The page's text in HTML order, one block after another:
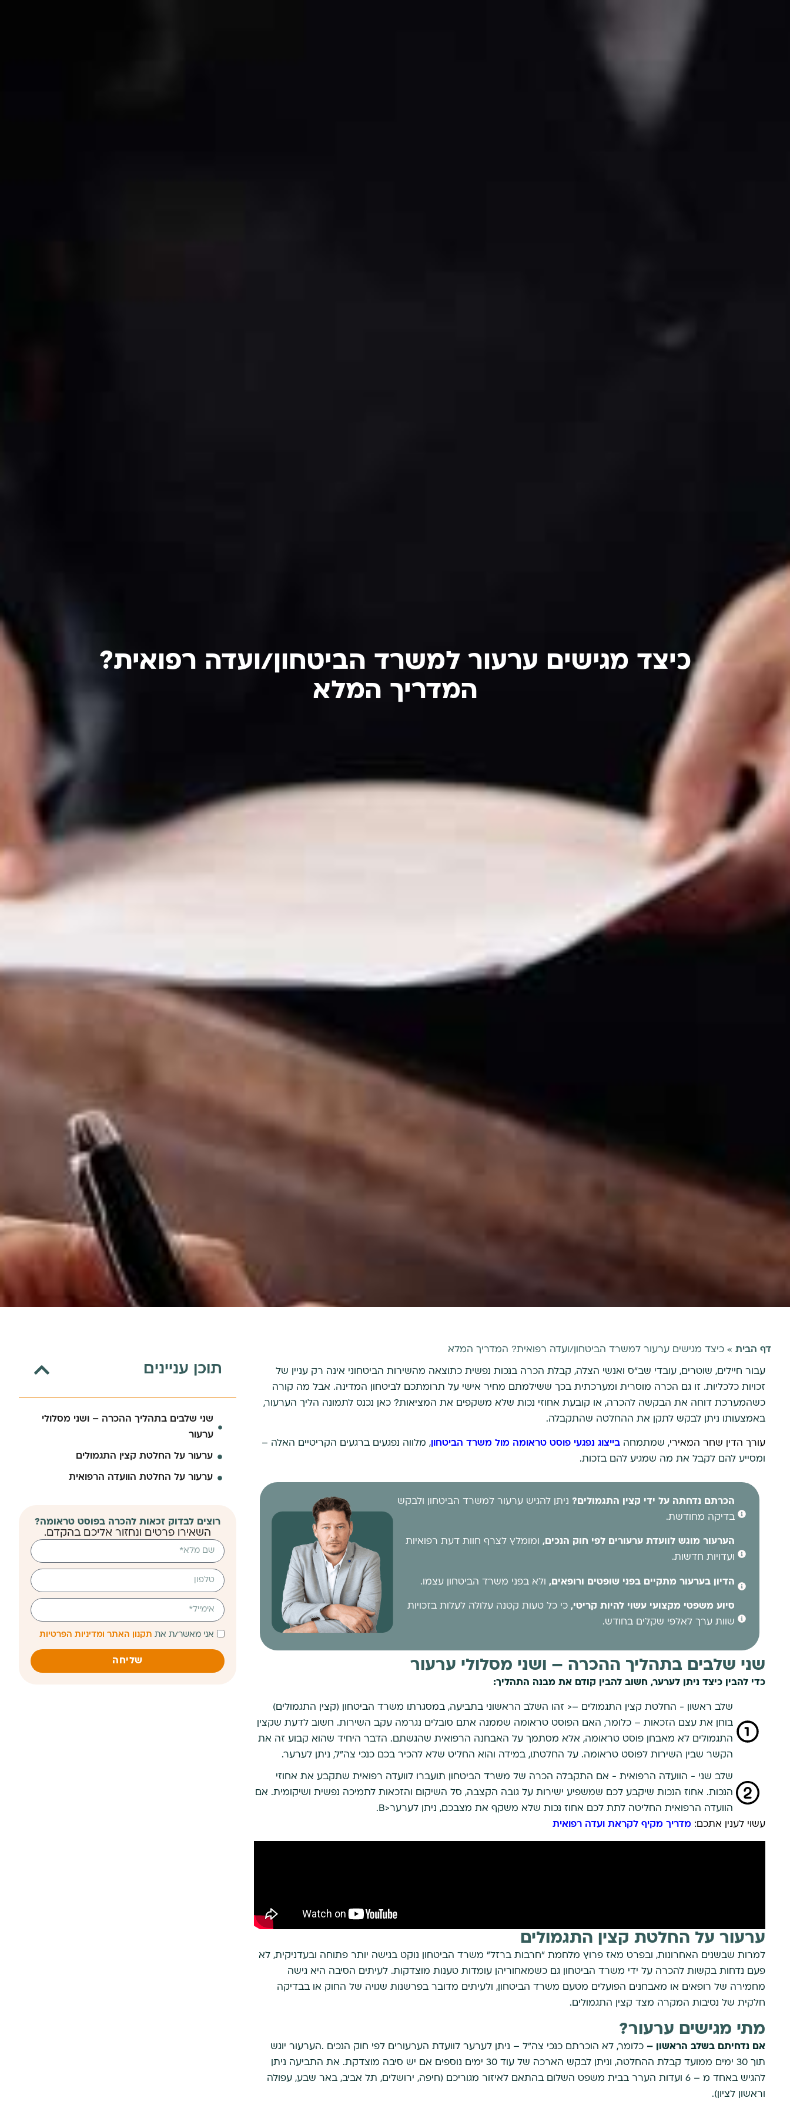
כיצד מגישים ערעור למשרד הביטחון/ועדה רפואית?
המדריך המלא
תוכן עניינים
שני שלבים בתהליך ההכרה – ושני מסלולי
ערעור
ערעור על החלטת קצין התגמולים
ערעור על החלטת הוועדה הרפואית
רוצים לבדוק זכאות להכרה בפוסט טראומה?
השאירו פרטים ונחזור אליכם בהקדם.
אני מאשר/ת את תקנון האתר ומדיניות הפרטיות
שליחה
דף הבית » כיצד מגישים ערעור למשרד הביטחון/ועדה רפואית? המדריך המלא
עבור חיילים, שוטרים, עובדי שב"ס ואנשי הצלה, קבלת הכרה בנכות נפשית כתוצאה מהשירות הביטחוני אינה רק עניין של
זכויות כלכליות. זו גם הכרה מוסרית ומערכתית בכך ששילמתם מחיר אישי על תרומתכם לביטחון המדינה. אבל מה קורה
כשהמערכת דוחה את הבקשה להכרה, או קובעת אחוזי נכות שלא משקפים את המציאות? כאן נכנס לתמונה הליך הערעור,
באמצעותו ניתן לבקש לתקן את ההחלטה שהתקבלה.
עורך הדין שחר המאירי, שמתמחה בייצוג נפגעי פוסט טראומה מול משרד הביטחון , מלווה נפגעים ברגעים הקריטיים האלה –
ומסייע להם לקבל את מה שמגיע להם בזכות.
הכרתם נדחתה על ידי קצין התגמולים? ניתן להגיש ערעור למשרד הביטחון ולבקש
בדיקה מחודשת.
הערעור מוגש לוועדת ערעורים לפי חוק הנכים, ומומלץ לצרף חוות דעת רפואיות
ועדויות חדשות.
הדיון בערעור מתקיים בפני שופטים ורופאים, ולא בפני משרד הביטחון עצמו.
סיוע משפטי מקצועי עשוי להיות קריטי, כי כל טעות קטנה עלולה לעלות בזכויות
שוות ערך לאלפי שקלים בחודש.
שני שלבים בתהליך ההכרה – ושני מסלולי ערעור
כדי להבין כיצד ניתן לערער, חשוב להבין קודם את מבנה התהליך:
שלב ראשון - החלטת קצין התגמולים –< זהו השלב הראשוני בתביעה, במסגרתו משרד הביטחון (קצין התגמולים)
בוחן את עצם הזכאות – כלומר, האם הפוסט טראומה שממנה אתם סובלים נגרמה עקב השירות. חשוב לדעת שקצין
התגמולים לא מאבחן פוסט טראומה, אלא מסתמך על האבחנה הרפואית שהגשתם. הדבר היחיד שהוא קבוע זה את
הקשר שבין השירות לפוסט טראומה. על החלטתו, במידה והוא החליט שלא להכיר בכם כנכי צה"ל, ניתן לערער.
שלב שני - הוועדה הרפואית - אם התקבלה הכרה של משרד הביטחון תועברו לוועדה רפואית שתקבע את אחוזי
הנכות. אחוז הנכות שיקבע לכם שמשפיע ישירות על גובה הקצבה, סל השיקום והזכאות לתמיכה נפשית ושיקומית. אם
הוועדה הרפואית החליטה לתת לכם אחוז נכות שלא משקף את מצבכם, ניתן לערער<B.
עשוי לענין אתכם: מדריך מקיף לקראת ועדה רפואית
ערעור על החלטת קצין התגמולים
למרות שבשנים האחרונות, ובפרט מאז פרוץ מלחמת "חרבות ברזל" משרד הביטחון נוקט בגישה יותר פתוחה ובעדניקית, לא
פעם נדחות בקשות להכרה על ידי משרד הביטחון גם כשמאחוריהן עומדות טענות מוצדקות. לעיתים הסיבה היא גישה
מחמירה של רופאים או מאבחנים הפועלים מטעם משרד הביטחון, ולעיתים מדובר בפרשנות שגויה של החוק או בבדיקה
חלקית של נסיבות המקרה מצד קצין התגמולים.
מתי מגישים ערעור?
אם נדחיתם בשלב הראשון – כלומר, לא הוכרתם כנכי צה"ל – ניתן לערער לוועדת הערעורים לפי חוק הנכים .הערעור יוגש
תוך 30 ימים ממועד קבלת ההחלטה, וניתן לבקש הארכה של עוד 30 ימים נוספים אם יש סיבה מוצדקת. את התביעה ניתן
להגיש באחד מ – 6 ועדות הערר בבית משפט השלום בהתאם לאיזור מגוריכם (חיפה, ירושלים, תל אביב, באר שבע, עפולה
וראשון לציון).